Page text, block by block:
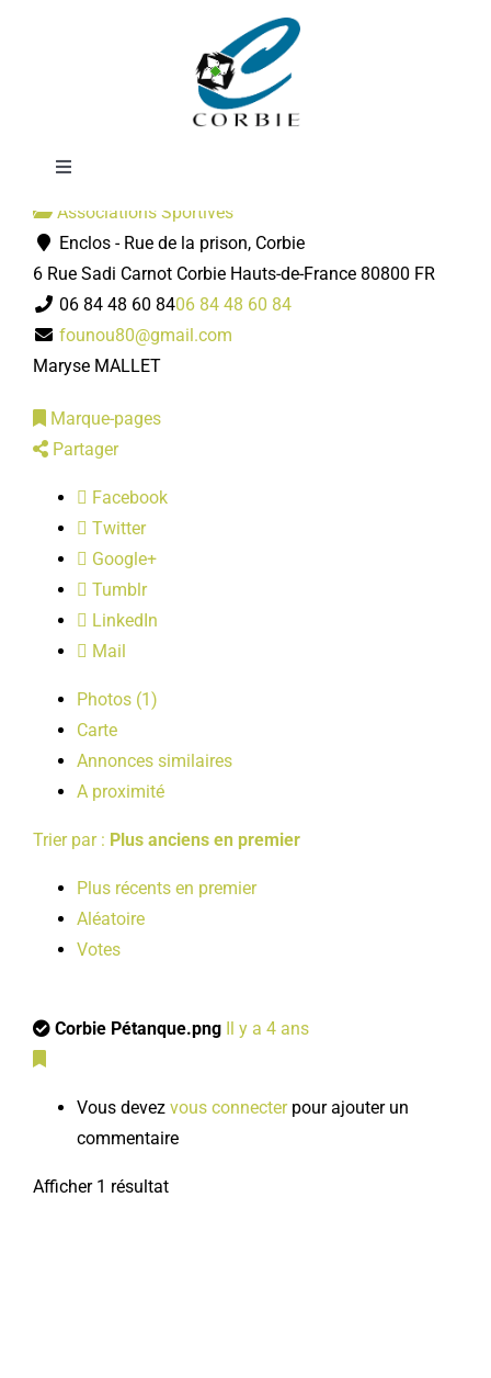
Toggle
Mairie
DÉMARCHES ADMINISTRATIVES
SERVICES MUNICIPAUX
PRATIQUE
PUBLICATIONS
Corbie Pétanque
Associations Sportives
Enclos - Rue de la prison, Corbie
6 Rue Sadi Carnot Corbie Hauts-de-France 80800 FR
06 84 48 60 8406 84 48 60 84
founou80@gmail.com
Maryse MALLET
Marque-pages
Partager
Facebook
Twitter
Google+
Tumblr
LinkedIn
Mail
Photos (1)
Carte
Annonces similaires
A proximité
Trier par : Plus anciens en premier
Plus récents en premier
Aléatoire
Votes
Corbie Pétanque.png Il y a 4 ans
Vous devez vous connecterpour ajouter un
commentaire
Afficher 1 résultat